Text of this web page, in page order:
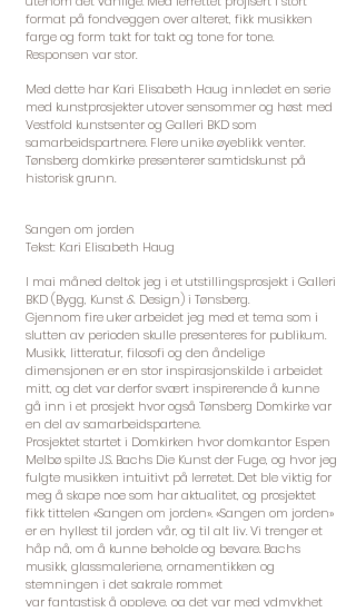
format på fondveggen over alteret, fikk musikken
farge og form takt for takt og tone for tone.
Responsen var stor.
Med dette har Kari Elisabeth Haug innledet en serie
med kunstprosjekter utover sensommer og høst med
Vestfold kunstsenter og Galleri BKD som
samarbeidspartnere. Flere unike øyeblikk venter.
Tønsberg domkirke presenterer samtidskunst på
historisk grunn.
Sangen om jorden
Tekst: Kari Elisabeth Haug
I mai måned deltok jeg i et utstillingsprosjekt i Galleri
BKD (Bygg, Kunst & Design) i Tønsberg.
Gjennom fire uker arbeidet jeg med et tema som i
slutten av perioden skulle presenteres for publikum.
Musikk, litteratur, filosofi og den åndelige
dimensjonen er en stor inspirasjonskilde i arbeidet
mitt, og det var derfor svært inspirerende å kunne
gå inn i et prosjekt hvor også Tønsberg Domkirke var
en del av samarbeidspartene.
Prosjektet startet i Domkirken hvor domkantor Espen
Melbø spilte J.S. Bachs Die Kunst der Fuge, og hvor jeg
fulgte musikken intuitivt på lerretet. Det ble viktig for
meg å skape noe som har aktualitet, og prosjektet
fikk tittelen «Sangen om jorden». «Sangen om jorden»
er en hyllest til jorden vår, og til alt liv. Vi trenger et
håp nå, om å kunne beholde og bevare. Bachs
musikk, glassmaleriene, ornamentikken og
stemningen i det sakrale rommet
var fantastisk å oppleve, og det var med ydmykhet